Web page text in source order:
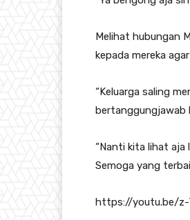
Melihat hubungan
kepada mereka
“Keluarga saling
bertanggungjawab
“Nanti kita lihat aja
Semoga yang
https://youtu.be/z-